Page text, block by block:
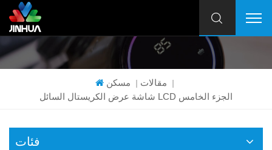
مسكن | مقالات |
شاشة عرض الكريستال السائل LCD الجزء الخامس
فئات